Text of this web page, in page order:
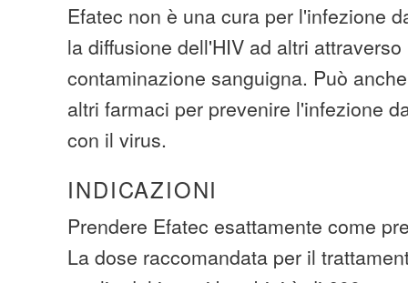
Efatec non è una cura per l'infezione
la diffusione dell'HIV ad altri
contaminazione sanguigna. Può
altri farmaci per prevenire l'infezione
con il virus.
INDICAZIONI
Prendere Efatec esattamente come
La dose raccomandata per il